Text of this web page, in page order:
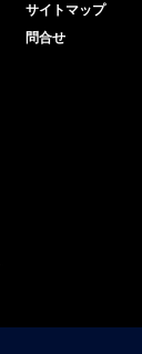
サイトマップ
問合せ